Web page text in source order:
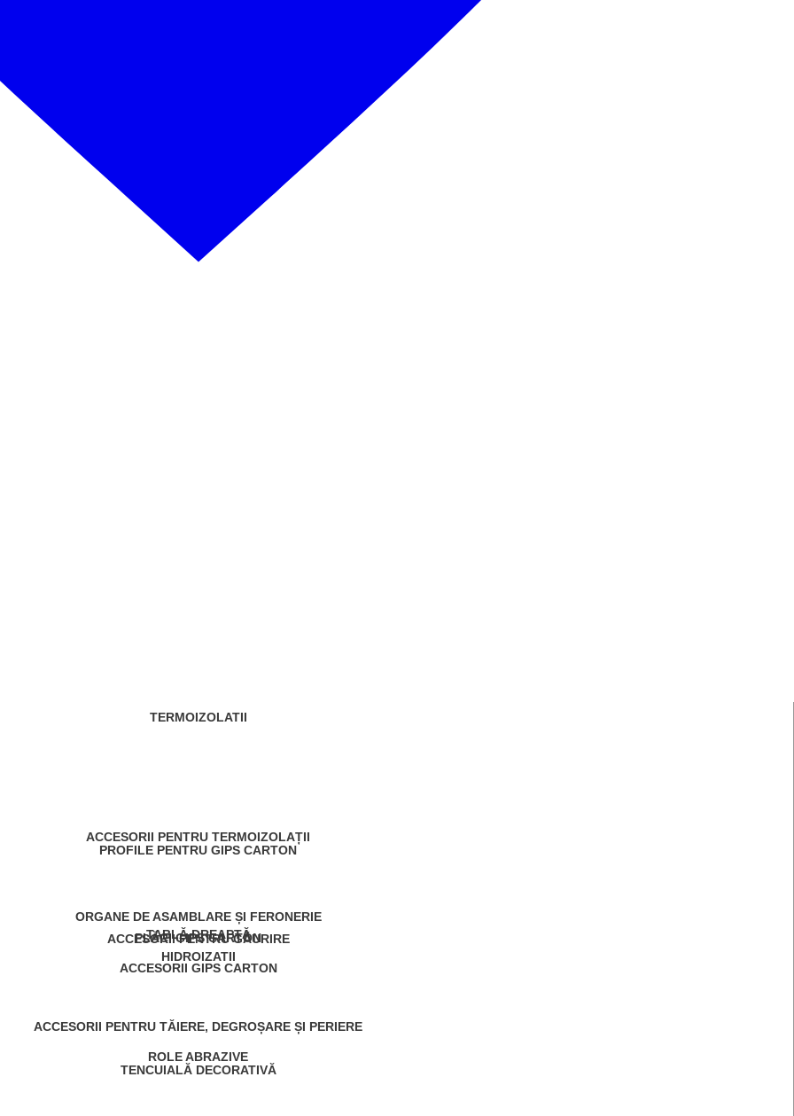
TERMOIZOLATII
ACCESORII PENTRU TERMOIZOLAȚII
HIDROIZATII
TABLĂ DREAPTĂ
PROFILE PENTRU GIPS CARTON
PLĂCI GIPS CARTON
ACCESORII GIPS CARTON
TENCUIALĂ DECORATIVĂ
ORGANE DE ASAMBLARE ȘI FERONERIE
ACCESORII PENTRU GĂURIRE
ACCESORII PENTRU TĂIERE, DEGROȘARE ȘI PERIERE
ROLE ABRAZIVE